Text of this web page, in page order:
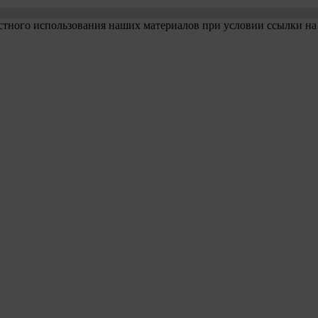
использования наших материалов при условии ссылки